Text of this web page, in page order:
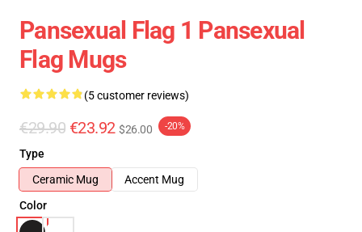
Pansexual Flag 1 Pansexual
Flag Mugs
(5 customer reviews)
€29.90 €23.92 $26.00 -20%
Type
Ceramic Mug
Accent Mug
Color